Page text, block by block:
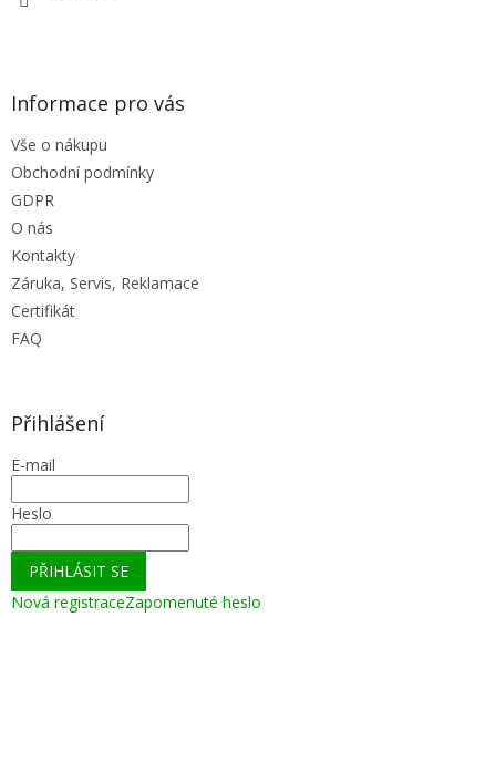
Informace pro vás
Vše o nákupu
Obchodní podmínky
GDPR
O nás
Kontakty
Záruka, Servis, Reklamace
Certifikát
FAQ
Přihlášení
E-mail
Heslo
PŘIHLÁSIT SE
Nová registraceZapomenuté heslo